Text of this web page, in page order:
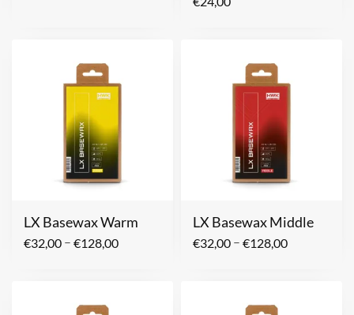
LX Basewax Warm
€32,00 – €128,00
LX Basewax Middle
€32,00 – €128,00